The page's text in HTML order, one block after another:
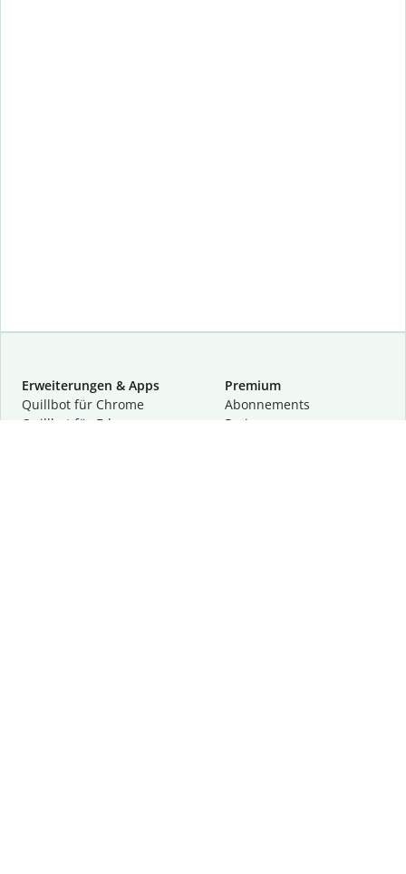
Erweiterungen & Apps
Quillbot für Chrome
Quillbot für Edge
Premium
Abon­ne­ments
Preise